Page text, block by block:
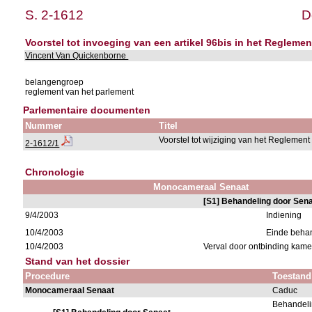
S. 2-1612
Voorstel tot invoeging van een artikel 96bis in het
Vincent Van Quickenborne
belangengroep
reglement van het parlement
Parlementaire documenten
Nummer Titel
2-1612/1 Voorstel tot wijziging van het Reglement
Chronologie
Monocameraal Senaat
[S1] Behandeling door
9/4/2003
Indiening
10/4/2003
Einde
10/4/2003
Verval door ontbinding
Stand van het dossier
Procedure Toestand
Monocameraal Senaat Caduc